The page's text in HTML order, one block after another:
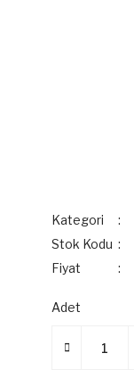
Kategori
Stok Kodu
Fiyat
Adet